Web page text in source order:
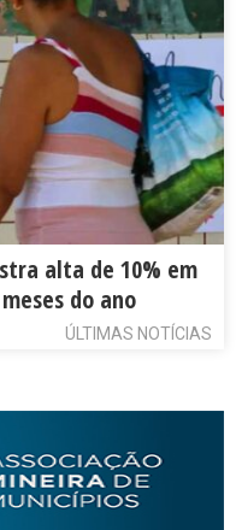
alta de 10% em
do ano
ÚLTIMAS NOTÍCIAS